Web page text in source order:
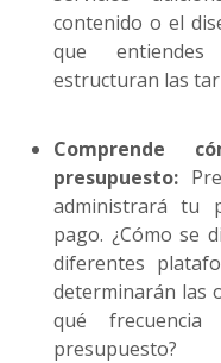
contenido o el
que
estructuran las
Comprende
presupuesto:
administrará tu
pago. ¿Cómo se
diferentes
determinarán las
qué
presupuesto?